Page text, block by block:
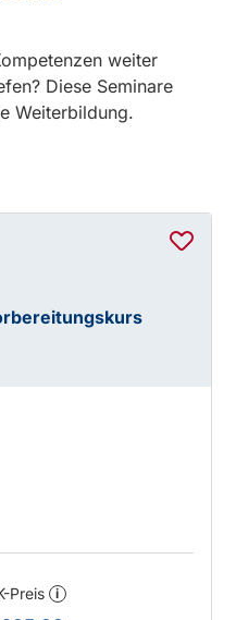
weiter
Diese Seminare
Weiterbildung.
Preis i